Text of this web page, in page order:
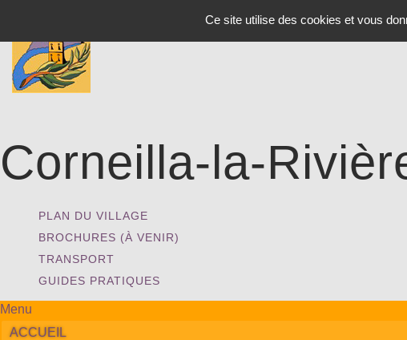
Corneilla-la-
PLAN DU VILLAGE
BROCHURES (À VENIR)
TRANSPORT
GUIDES PRATIQUES
Menu
ACCUEIL
Ce site utilise des cookies et vous